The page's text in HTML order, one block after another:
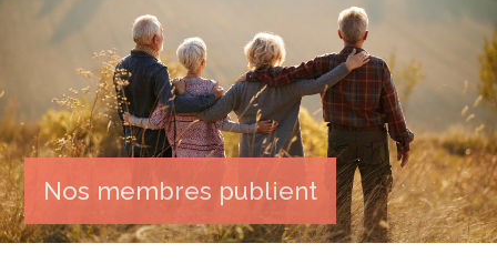
Nos membres publient